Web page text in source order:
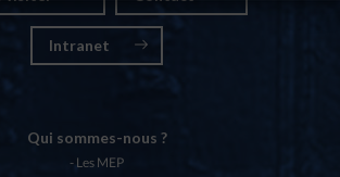
Intranet
Qui sommes-nous ?
Les MEP